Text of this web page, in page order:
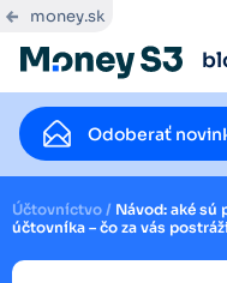
money.sk
Odoberať
Účtovníctvo / Návod: aké
účtovníka – čo za vás